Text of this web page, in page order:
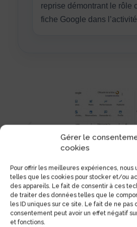
Gérer le
cookies
Pour offrir les meilleures expériences,
telles que les cookies pour stocker et/ou
des appareils. Le fait de consentir à ces
de traiter des données telles que le
les ID uniques sur ce site. Le fait de ne pas
consentement peut avoir un effet négatif
et fonctions.
reprise démontrant le rôle
fiche Google dans